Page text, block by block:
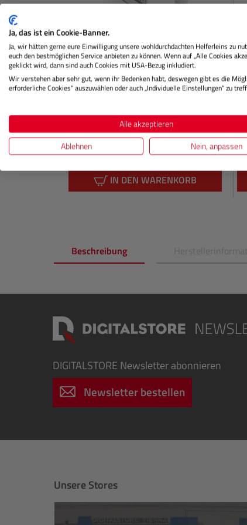
SureColor SC-P900 Druckerpatrone
(grau)
Preis
Regulärer
€ 41,99
IN DEN WARENKORB
Beschreibung
DIGITALSTORE Newsletter abonnieren
Newsletter bestellen
Unsere Stores
Ja, das ist ein Cookie-Banner.
Ja, wir hätten gerne eure Einwilligung unsere wohldurchdachten Helferleins zu
euch den bestmöglichen Service anbieten zu können. Wenn auf „Alle Cookies
geklickt wird, dann sind auch Cookies mit USA-Bezug inkludiert.
Wir verstehen aber sehr gut, wenn ihr Bedenken habt, deswegen gibt es die
erforderliche Cookies“ auszuwählen oder auch „Individuelle Einstellungen“ zu
Alle akzeptieren
Ablehnen
Nein, anpassen